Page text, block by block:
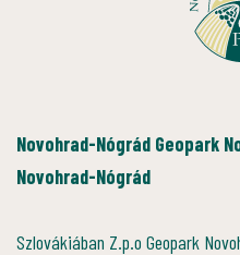
Novohrad-Nógrád Geopark
Novohrad-Nógrád
Szlovákiában Z.p.o Geopark